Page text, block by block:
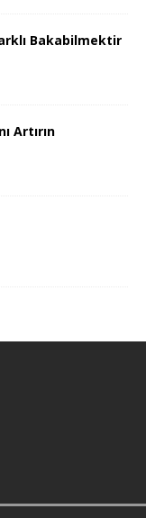
Bakabilmektir
Artırın